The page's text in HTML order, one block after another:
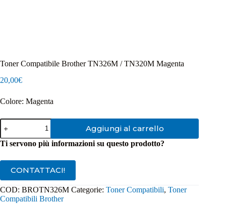
Toner Compatibile Brother TN326M / TN320M Magenta
20,00€
Colore: Magenta
Toner
Compatibile
Brother
TN326M
TN320M
Magenta
quantità
Aggiungi al carrello
Ti servono più informazioni su questo prodotto?
CONTATTACI!
COD: BROTN326M Categorie: Toner Compatibili, Toner
Compatibili Brother